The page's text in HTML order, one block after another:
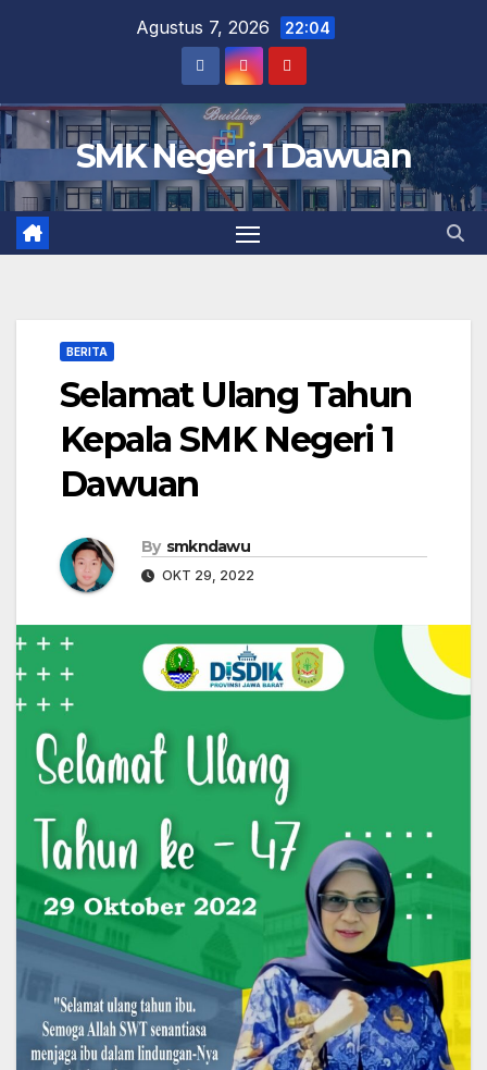
Agustus 7, 2026 22:04
SMK Negeri 1 Dawuan
BERITA
Selamat Ulang Tahun
Kepala SMK Negeri 1
Dawuan
By smkndawu
OKT 29, 2022